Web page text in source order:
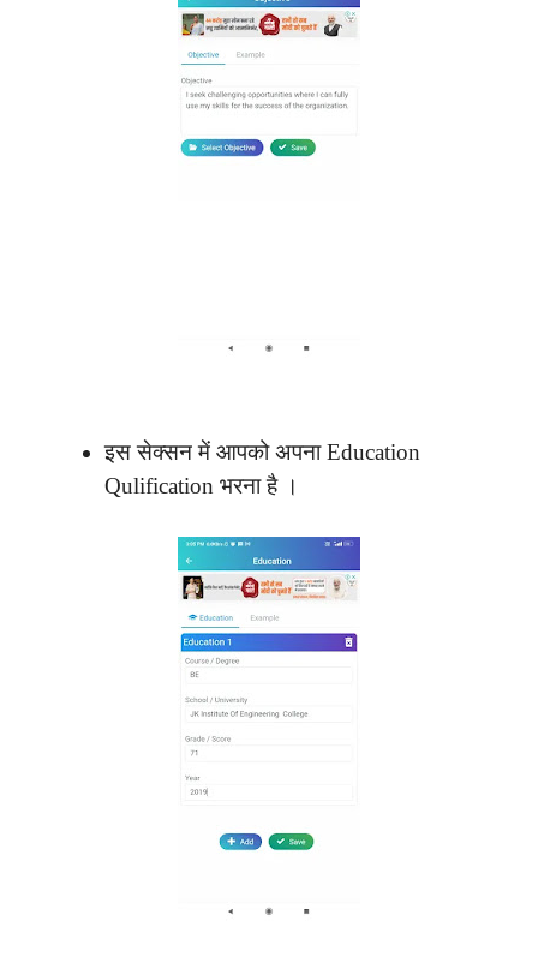
इस सेक्सन में आपको अपना Education
Qulification भरना है ।